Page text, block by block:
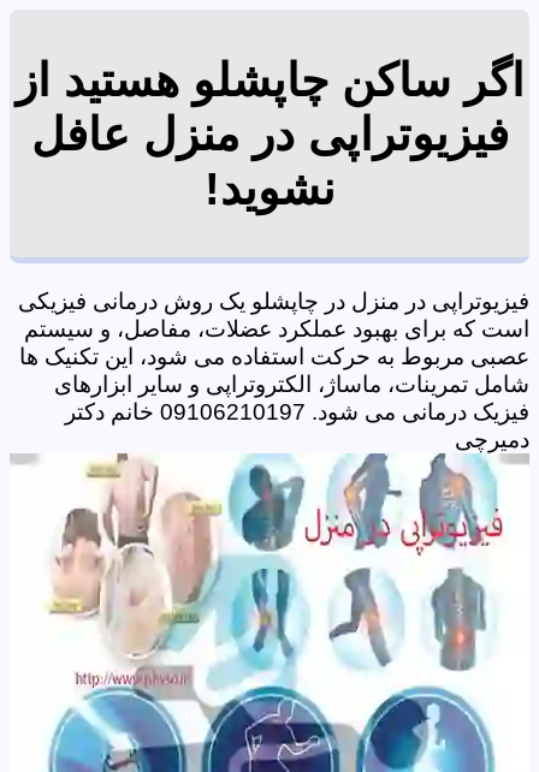
اگر ساکن چاپشلو هستید از
فیزیوتراپی در منزل عافل
نشوید!
فیزیوتراپی در منزل در چاپشلو یک روش درمانی فیزیکی
است که برای بهبود عملکرد عضلات، مفاصل، و سیستم
عصبی مربوط به حرکت استفاده می شود، این تکنیک ها
شامل تمرینات، ماساژ، الکتروتراپی و سایر ابزارهای
فیزیک درمانی می شود. 09106210197 خانم دکتر
دمیرچی